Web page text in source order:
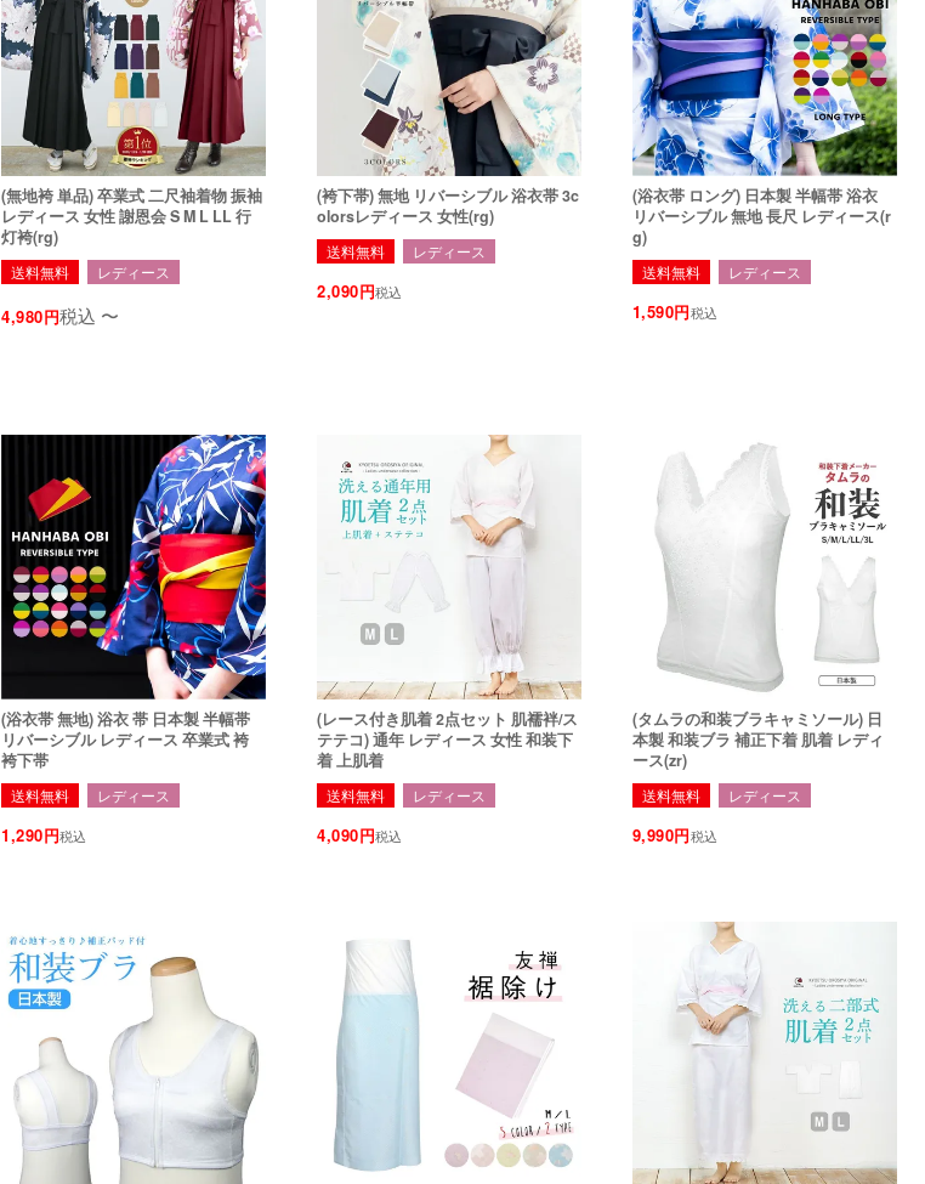
(無地袴 単品) 卒業式 二尺袖着物 振袖
レディース 女性 謝恩会 S M L LL 行
灯袴(rg)
送料無料 レディース
4,980 税込 〜
(袴下帯) 無地 リバーシブル 浴衣帯 3c
olorsレディース 女性(rg)
送料無料 レディース
2,090 税込
(浴衣帯 ロング) 日本製 半幅帯 浴衣
リバーシブル 無地 長尺 レディース(r
g)
送料無料 レディース
1,590 税込
(浴衣帯 無地) 浴衣 帯 日本製 半幅帯
リバーシブル レディース 卒業式 袴
袴下帯
送料無料 レディース
1,290 税込
(レース付き肌着 2点セット 肌襦袢/ス
テテコ) 通年 レディース 女性 和装下
着 上肌着
送料無料 レディース
4,090 税込
(タムラの和装ブラキャミソール) 日
本製 和装ブラ 補正下着 肌着 レディ
ース(zr)
送料無料 レディース
9,990 税込